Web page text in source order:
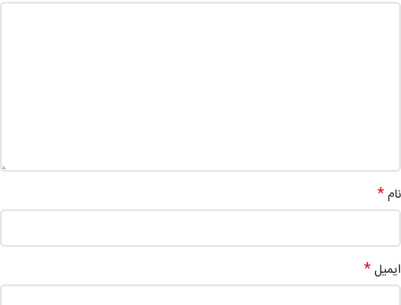
نام*
ایمیل*